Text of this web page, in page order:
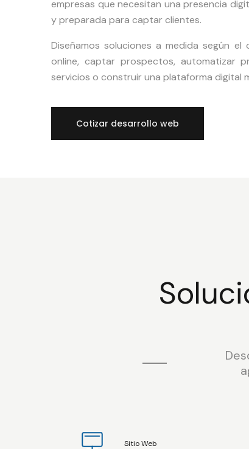
empresas que necesitan una presencia
y preparada para captar clientes.
Diseñamos soluciones a medida según
online, captar prospectos, automatizar
servicios o construir una plataforma digital
Cotizar desarrollo web
Sitio Web